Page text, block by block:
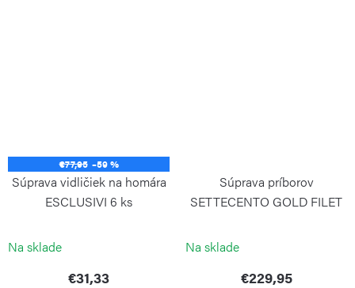
€77,95 –59 %
Súprava vidličiek na homára
ESCLUSIVI 6 ks
Na sklade
€31,33
Súprava príborov
SETTECENTO GOLD FILET
Na sklade
€229,95